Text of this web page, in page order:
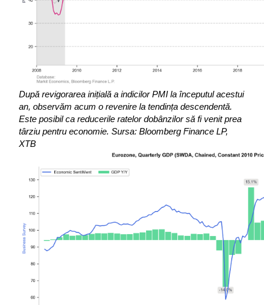
După revigorarea inițială a indicilor PMI la începutul acestui
an, observăm acum o revenire la tendința descendentă.
Este posibil ca reducerile ratelor dobânzilor să fi venit prea
târziu pentru economie. Sursa: Bloomberg Finance LP,
XTB